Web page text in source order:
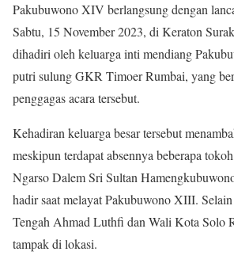
Pakubuwono XIV berlangsung dengan
Sabtu, 15 November 2023, di Keraton
dihadiri oleh keluarga inti mendiang
putri sulung GKR Timoer Rumbai, yang
penggagas acara tersebut.
Kehadiran keluarga besar tersebut
meskipun terdapat absennya beberapa
Ngarso Dalem Sri Sultan
hadir saat melayat Pakubuwono XIII.
Tengah Ahmad Luthfi dan Wali Kota Solo
tampak di lokasi.